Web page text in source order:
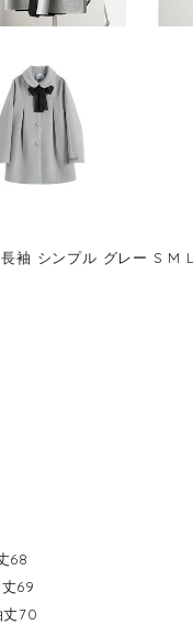
袖 シンプル グレー S M L
68
69
70